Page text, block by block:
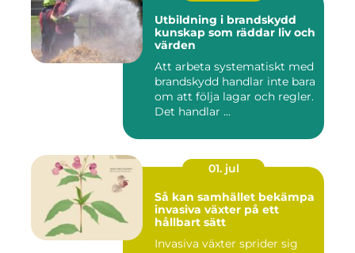
Utbildning i brandskydd
kunskap som räddar liv och
värden
Att arbeta systematiskt med
brandskydd handlar inte bara
om att följa lagar och regler.
Det handlar ...
01. jul
Så kan samhället bekämpa
invasiva växter på ett
hållbart sätt
Invasiva växter sprider sig